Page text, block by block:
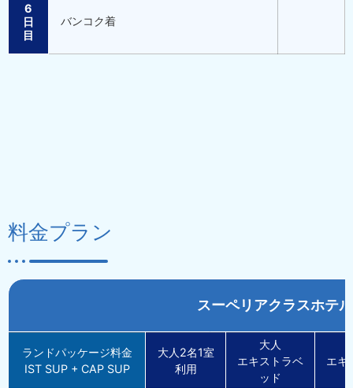
6
日
目
バンコク着
料金プラン
スーペリアクラスホテ
ランドパッケージ料金
IST SUP + CAP SUP
大人2名1室
利用
大人
エキストラベ
ッド
エキ